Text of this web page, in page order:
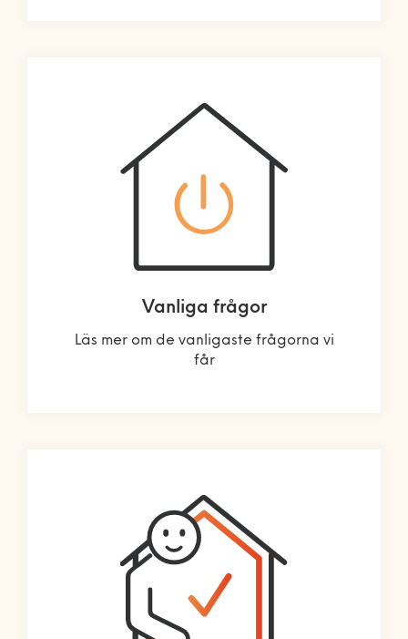
Vanliga frågor
Läs mer om de vanligaste frågorna vi
får